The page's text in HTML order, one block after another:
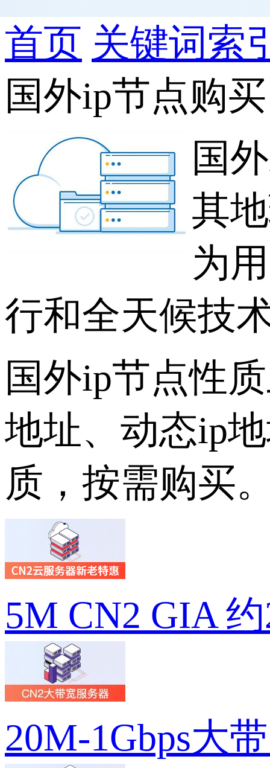
首页 关键词索
国外ip节点购买
国
其
为
行和全天候技
国外ip节点性
地址、动态ip
质，按需购买
5M CN2 GIA
20M-1Gbps大